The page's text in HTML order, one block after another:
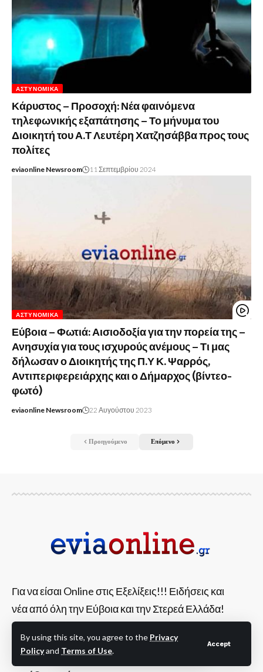
By using this site, you agree to the Privacy
Policyand Terms of Use.
Accept
ΑΣΤΥΝΟΜΙΚΆ
Κάρυστος – Προσοχή: Νέα φαινόμενα
τηλεφωνικής εξαπάτησης – Το μήνυμα του
Διοικητή του Α.Τ Λευτέρη Χατζησάββα προς τους
πολίτες
eviaonline Newsroom 11 Σεπτεμβρίου 2024
ΑΣΤΥΝΟΜΙΚΆ
Εύβοια – Φωτιά: Αισιοδοξία για την πορεία της –
Ανησυχία για τους ισχυρούς ανέμους – Τι μας
δήλωσαν ο Διοικητής της Π.Υ Κ. Ψαρρός,
Αντιπεριφερειάρχης και ο Δήμαρχος (βίντεο-
φωτό)
eviaonline Newsroom 22 Αυγούστου 2023
Προηγούμενο Επόμενο
Για να είσαι Online στις Εξελίξεις!!! Ειδήσεις και
νέα από όλη την Εύβοια και την Στερεά Ελλάδα!